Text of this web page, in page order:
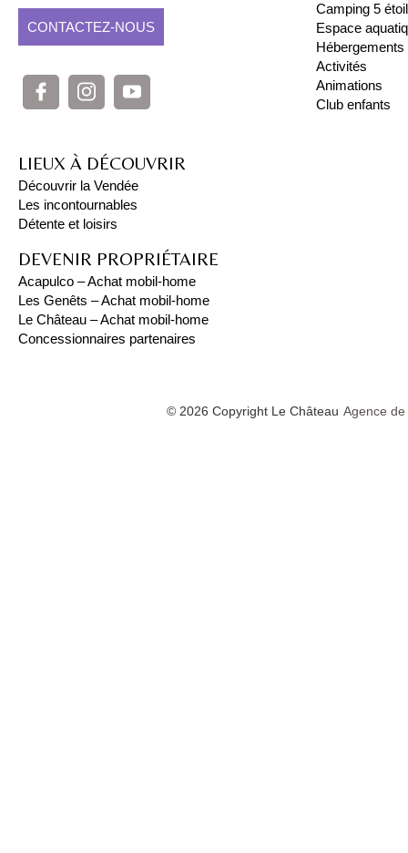
CONTACTEZ-NOUS
Camping 5
Espace
Hébergements
Activités
Animations
Club enfants
LIEUX À DÉCOUVRIR
Découvrir la Vendée
Les incontournables
Détente et loisirs
DEVENIR PROPRIÉTAIRE
Acapulco – Achat mobil-home
Les Genêts – Achat mobil-home
Le Château – Achat mobil-home
Concessionnaires partenaires
© 2026 Copyright Le Château Agence